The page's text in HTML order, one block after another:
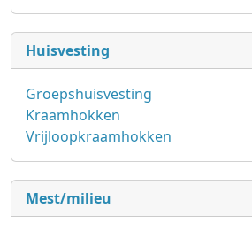
Huisvesting
Groepshuisvesting
Kraamhokken
Vrijloopkraamhokken
Mest/milieu